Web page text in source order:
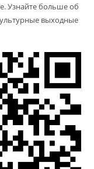
Узнайте больше об
выходные